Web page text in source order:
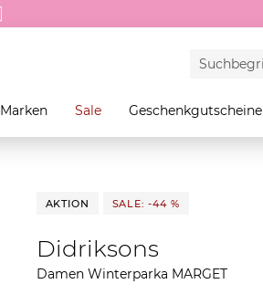
Marken Sale Geschenkgutscheine
AKTION SALE: -44 %
Didriksons
Damen Winterparka MARGET